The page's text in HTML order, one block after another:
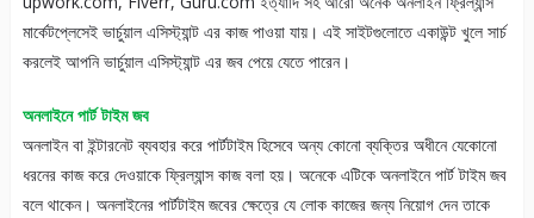
মার্কেটপ্লেসেই ভার্চুয়াল এসিস্ট্যান্ট এর কাজ পাওয়া যায়। এই সাইটগুলোতে একাউন্ট খুলে সার্চ
করলেই আপনি ভার্চুয়াল এসিস্ট্যান্ট এর জব পেয়ে যেতে পারেন।
অনলাইনে পার্ট টাইম জব
অনলাইন বা ইন্টারনেট ব্যবহার করে পার্টটাইম হিসেবে অন্য কোনো ব্যক্তির অধীনে যেকোনো
ধরনের কাজ করে দেওয়াকে ফ্রিল্যান্স কাজ বলা হয়। অনেকে এটিকে অনলাইনে পার্ট টাইম জব
বলে থাকেন। অনলাইনের পার্টটাইম জবের ক্ষেত্রে যে লোক কাজের জন্য নিয়োগ দেন তাকে